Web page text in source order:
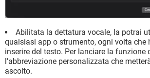
Abilitata la dettatura vocale, la potrai
qualsiasi app o strumento, ogni volta che
inserire del testo. Per lanciare la funzione
l’abbreviazione personalizzata che
ascolto.